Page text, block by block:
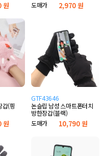
원
도매가
2,970 원
갑(핑
원
GTF43646
논슬립 남성 스마트폰터치
방한장갑(블랙)
도매가
10,790 원